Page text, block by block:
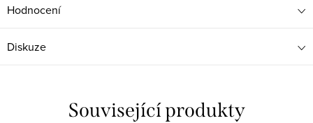
Hodnocení
Diskuze
Související produkty